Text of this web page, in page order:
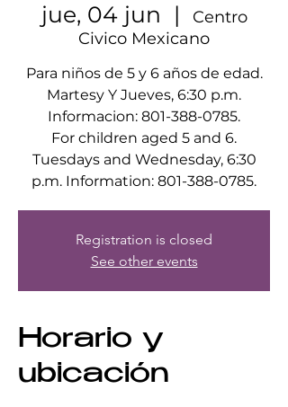
jue, 04 jun
  |
Centro
Civico Mexicano
Para niños de 5 y 6 años de edad.
Martesy Y Jueves, 6:30 p.m.
Informacion: 801-388-0785.
For children aged 5 and 6.
Tuesdays and Wednesday, 6:30
p.m. Information: 801-388-0785.
Registration is closed
See other events
Horario y
ubicación